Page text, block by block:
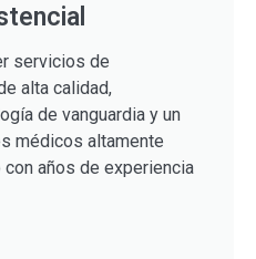
servicios de
alta calidad,
de vanguardia y un
médicos altamente
años de experiencia